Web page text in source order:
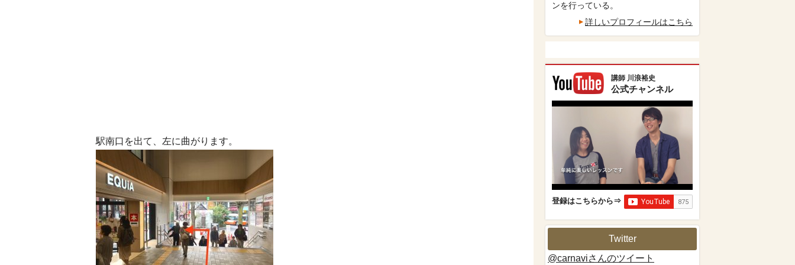
駅南口を出て、左に曲がります。
ンを行っている。
詳しいプロフィールはこちら
講師 川浪裕史
公式チャンネル
登録はこちらから⇒
Twitter
@carnaviさんのツイート